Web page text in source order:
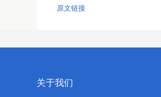
原文链接
关于我们